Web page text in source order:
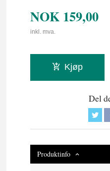
NOK 159,00
inkl. mva.
Kjøp
Del
Produktinfo